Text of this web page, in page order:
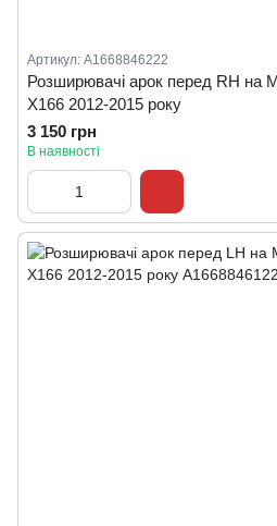
Артикул: A1668846222
Розширювачі арок перед RH на
X166 2012-2015 року
3 150 грн
В наявності